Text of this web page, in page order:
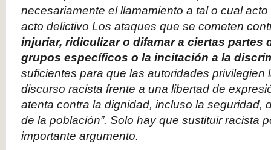
necesariamente el llamamiento a tal o cual
acto delictivo Los ataques que se cometen
injuriar, ridiculizar o difamar a ciertas partes
grupos específicos o la incitación a la
suficientes para que las autoridades privilegien
discurso racista frente a una libertad de
atenta contra la dignidad, incluso la seguridad,
de la población”. Solo hay que sustituir racista
importante argumento.